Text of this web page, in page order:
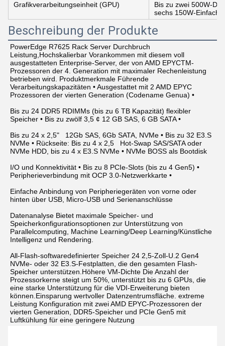
Grafikverarbeitungseinheit (GPU)
Bis zu zwei 500W-
sechs 150W-
Beschreibung der Produkte
PowerEdge R7625 Rack Server Durchbruch
Leistung,Hochskalierbar Vorankommen mit diesem voll
ausgestatteten Enterprise-Server, der von AMD EPYCTM-
Prozessoren der 4. Generation mit maximaler Rechenleistung
betrieben wird. Produktmerkmale Führende
Verarbeitungskapazitäten • Ausgestattet mit 2 AMD EPYC
Prozessoren der vierten Generation (Codename Genua) •
Bis zu 24 DDR5 RDIMMs (bis zu 6 TB Kapazität) flexibler
Speicher • Bis zu zwölf 3,5 ¢ 12 GB SAS, 6 GB SATA •
Bis zu 24 x 2,5"   12Gb SAS, 6Gb SATA, NVMe • Bis zu 32 E3.S
NVMe • Rückseite: Bis zu 4 x 2,5   Hot-Swap SAS/SATA oder
NVMe HDD, bis zu 4 x E3.S NVMe • NVMe BOSS als Bootdisk
I/O und Konnektivität • Bis zu 8 PCIe-Slots (bis zu 4 Gen5) •
Peripherieverbindung mit OCP 3.0-Netzwerkkarte •
Einfache Anbindung von Peripheriegeräten von vorne oder
hinten über USB, Micro-USB und Serienanschlüsse
Datenanalyse Bietet maximale Speicher- und
Speicherkonfigurationsoptionen zur Unterstützung von
Parallelcomputing, Machine Learning/Deep Learning/Künstliche
Intelligenz und Rendering.
All-Flash-softwaredefinierter Speicher 24 2,5-Zoll-U.2 Gen4
NVMe- oder 32 E3.S-Festplatten, die den gesamten Flash-
Speicher unterstützen.Höhere VM-Dichte Die Anzahl der
Prozessorkerne steigt um 50%, unterstützt bis zu 6 GPUs, die
eine starke Unterstützung für die VDI-Erweiterung bieten
können.Einsparung wertvoller Datenzentrumsfläche. extreme
Leistung Konfiguration mit zwei AMD EPYC-Prozessoren der
vierten Generation, DDR5-Speicher und PCIe Gen5 mit
Luftkühlung für eine geringere Nutzung